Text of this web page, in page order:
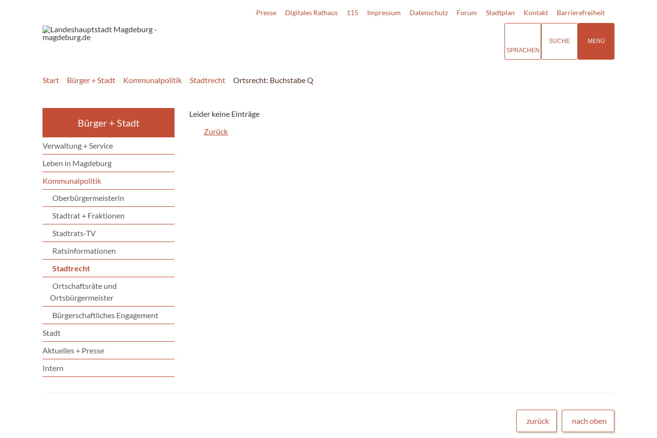
Presse Digitales Rathaus 115 Impressum Datenschutz Forum Stadtplan Kontakt Barrierefreiheit
SPRACHEN
SUCHE MENÜ
Start Bürger + Stadt Kommunalpolitik Stadtrecht Ortsrecht: Buchstabe Q
Bürger + Stadt
Verwaltung + Service
Leben in Magdeburg
Kommunalpolitik
Oberbürgermeisterin
Stadtrat + Fraktionen
Stadtrats-TV
Rats­informationen
Stadtrecht
Ortschaftsräte und
Ortsbürgermeister
Bürgerschaftliches Engagement
Stadt
Aktuelles + Presse
Intern
Leider keine Einträge
Zurück
zurück nach oben